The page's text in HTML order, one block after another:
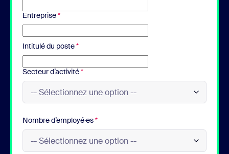
Entreprise*
Intitulé du poste*
Secteur d’activité*
Nombre d’employé·es*